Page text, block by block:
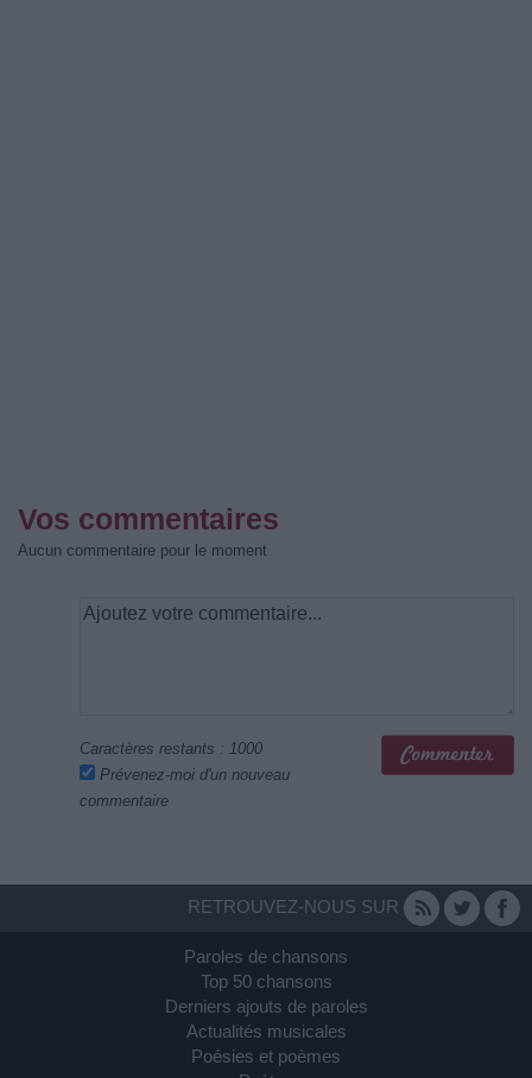
Vos commentaires
Aucun commentaire pour le moment
Caractères restants : 1000
Prévenez-moi d'un nouveau
commentaire
RETROUVEZ-NOUS SUR
Paroles de chansons
Top 50 chansons
Derniers ajouts de paroles
Actualités musicales
Poésies et poèmes